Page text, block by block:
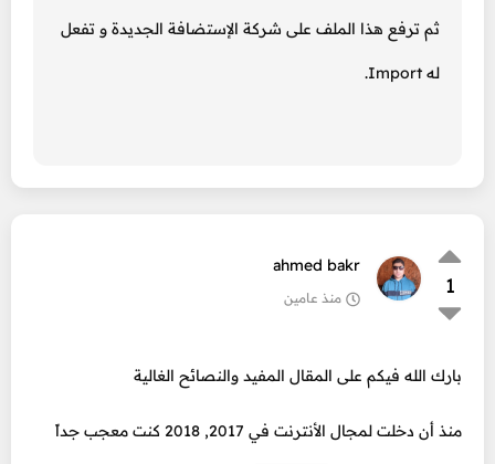
ثم ترفع هذا الملف على شركة الإستضافة الجديدة و تفعل
له Import.
1
ahmed bakr
منذ عامين
بارك الله فيكم على المقال المفيد والنصائح الغالية
منذ أن دخلت لمجال الأنترنت في 2017, 2018 كنت معجب جداً